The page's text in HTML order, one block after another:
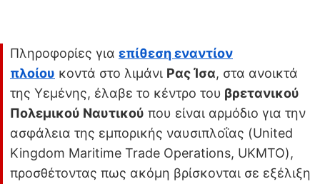
Πληροφορίες για επίθεση εναντίον
πλοίου κοντά στο λιμάνι Ρας Ίσα, στα ανοικτά
της Υεμένης, έλαβε το κέντρο του βρετανικού
Πολεμικού Ναυτικού που είναι αρμόδιο για την
ασφάλεια της εμπορικής ναυσιπλοΐας (United
Kingdom Maritime Trade Operations, UKMTO),
προσθέτοντας πως ακόμη βρίσκονται σε εξέλιξη